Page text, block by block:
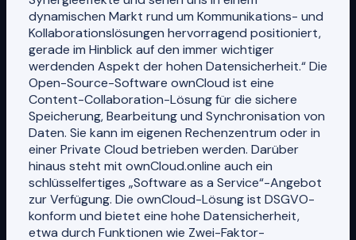
dynamischen Markt rund um Kommunikations- und
Kollaborationslösungen hervorragend positioniert,
gerade im Hinblick auf den immer wichtiger
werdenden Aspekt der hohen Datensicherheit.“ Die
Open-Source-Software ownCloud ist eine
Content-Collaboration-Lösung für die sichere
Speicherung, Bearbeitung und Synchronisation von
Daten. Sie kann im eigenen Rechenzentrum oder in
einer Private Cloud betrieben werden. Darüber
hinaus steht mit ownCloud.online auch ein
schlüsselfertiges „Software as a Service“-Angebot
zur Verfügung. Die ownCloud-Lösung ist DSGVO-
konform und bietet eine hohe Datensicherheit,
etwa durch Funktionen wie Zwei-Faktor-